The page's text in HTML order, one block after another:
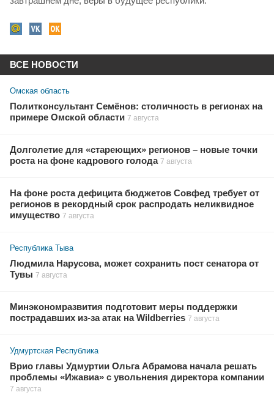
ВСЕ НОВОСТИ
Омская область
Политконсультант Семёнов: столичность в регионах на
примере Омской области 7 августа
Долголетие для «стареющих» регионов – новые точки
роста на фоне кадрового голода 7 августа
На фоне роста дефицита бюджетов Совфед требует от
регионов в рекордный срок распродать неликвидное
имущество 7 августа
Республика Тыва
Людмила Нарусова, может сохранить пост сенатора от
Тувы 7 августа
Минэкономразвития подготовит меры поддержки
пострадавших из-за атак на Wildberries 7 августа
Удмуртская Республика
Врио главы Удмуртии Ольга Абрамова начала решать
проблемы «Ижавиа» с увольнения директора компании
7 августа